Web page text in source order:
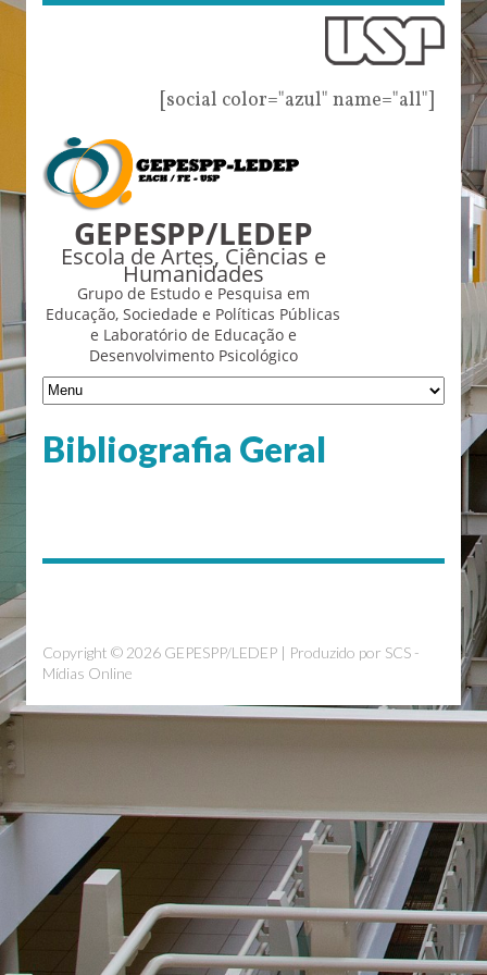
[social color="azul" name="all"]
GEPESPP/LEDEP
Escola de Artes, Ciências e
Humanidades
Grupo de Estudo e Pesquisa em
Educação, Sociedade e Políticas Públicas
e Laboratório de Educação e
Desenvolvimento Psicológico
Bibliografia Geral
Copyright © 2026 GEPESPP/LEDEP | Produzido por SCS -
Mídias Online